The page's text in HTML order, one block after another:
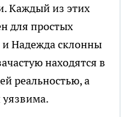
Каждый из этих
для простых
Надежда склонны
находятся в
реальностью, а